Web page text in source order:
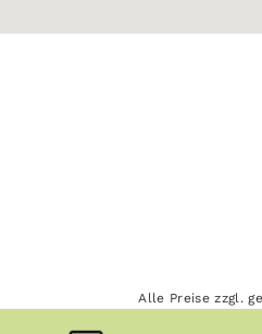
Alle Preise zzgl.